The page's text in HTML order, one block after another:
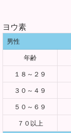
ヨウ素
男性
年齢
１８～２９
３０～４９
５０～６９
７０以上